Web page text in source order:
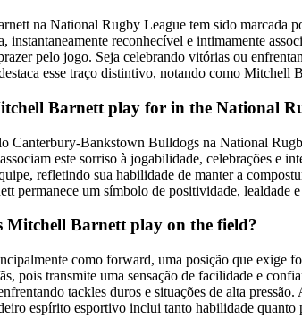
na National Rugby League tem sido marcada
instantaneamente reconhecível e intimamente
pelo jogo. Seja celebrando vitórias ou
esse traço distintivo, notando como
Barnett play for in the National
Canterbury-Bankstown Bulldogs na National
este sorriso à jogabilidade, celebrações e
refletindo sua habilidade de manter a
permanece um símbolo de positividade, lealdade
Mitchell Barnett play on the field?
como forward, uma posição que exige
pois transmite uma sensação de facilidade e
tackles duros e situações de alta
espírito esportivo inclui tanto habilidade quanto